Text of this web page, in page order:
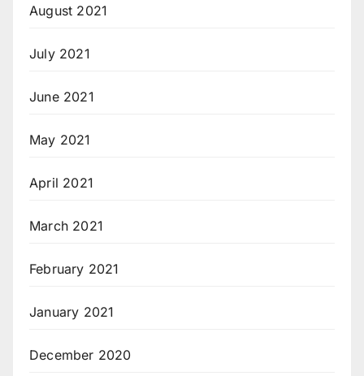
August 2021
July 2021
June 2021
May 2021
April 2021
March 2021
February 2021
January 2021
December 2020